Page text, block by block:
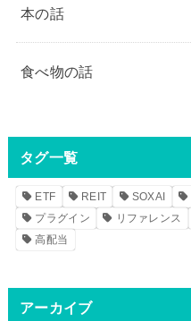
本の話
食べ物の話
タグ一覧
ETF REIT SOXAI
プラグイン
リファレンス
高配当
アーカイブ